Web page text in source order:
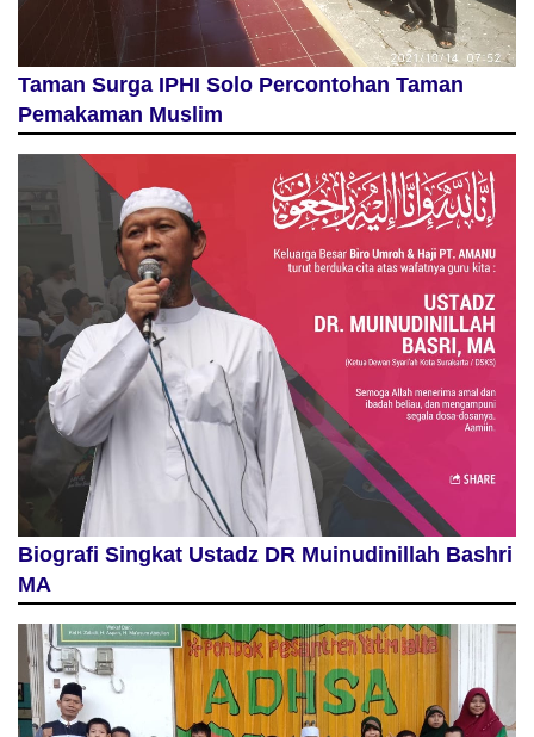
Taman Surga IPHI Solo Percontohan Taman
Pemakaman Muslim
Biografi Singkat Ustadz DR Muinudinillah Bashri
MA